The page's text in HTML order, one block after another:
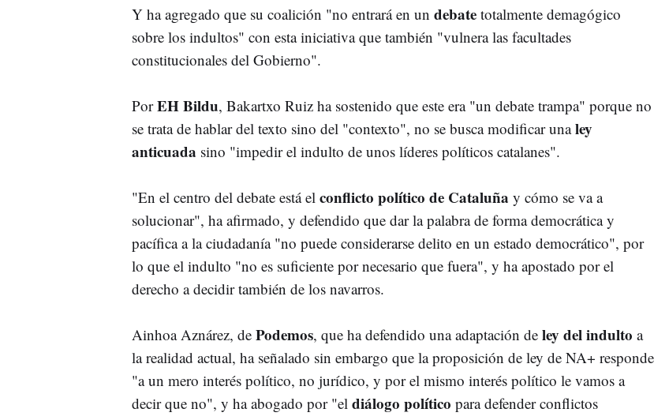
Y ha agregado que su coalición "no entrará en un debate totalmente demagógico
sobre los indultos" con esta iniciativa que también "vulnera las facultades
constitucionales del Gobierno".
PorEH Bildu, Bakartxo Ruiz ha sostenido que este era "un debate trampa" porque no
se trata de hablar del texto sino del "contexto", no se busca modificar unaley
anticuada sino "impedir el indulto de unos líderes políticos catalanes".
"En el centro del debate está el conflicto político de Cataluña y cómo se va a
solucionar", ha afirmado, y defendido que dar la palabra de forma democrática y
pacífica a la ciudadanía "no puede considerarse delito en un estado democrático", por
lo que el indulto "no es suficiente por necesario que fuera", y ha apostado por el
derecho a decidir también de los navarros.
Ainhoa Aznárez, dePodemos, que ha defendido una adaptación deley del indulto a
la realidad actual, ha señalado sin embargo que la proposición de ley de NA+ responde
"a un mero interés político, no jurídico, y por el mismo interés político le vamos a
decir que no", y ha abogado por "el diálogo político para defender conflictos